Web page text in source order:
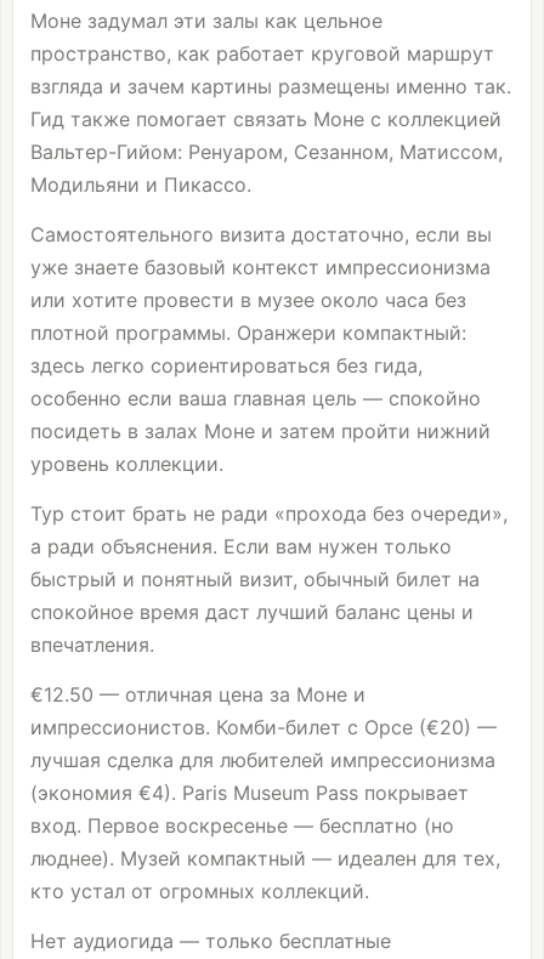
Моне задумал эти залы как цельное
пространство, как работает круговой маршрут
взгляда и зачем картины размещены именно так.
Гид также помогает связать Моне с коллекцией
Вальтер-Гийом: Ренуаром, Сезанном, Матиссом,
Модильяни и Пикассо.
Самостоятельного визита достаточно, если вы
уже знаете базовый контекст импрессионизма
или хотите провести в музее около часа без
плотной программы. Оранжери компактный:
здесь легко сориентироваться без гида,
особенно если ваша главная цель — спокойно
посидеть в залах Моне и затем пройти нижний
уровень коллекции.
Тур стоит брать не ради «прохода без очереди»,
а ради объяснения. Если вам нужен только
быстрый и понятный визит, обычный билет на
спокойное время даст лучший баланс цены и
впечатления.
€12.50 — отличная цена за Моне и
импрессионистов. Комби-билет с Орсе (€20) —
лучшая сделка для любителей импрессионизма
(экономия €4). Paris Museum Pass покрывает
вход. Первое воскресенье — бесплатно (но
люднее). Музей компактный — идеален для тех,
кто устал от огромных коллекций.
Нет аудиогида — только бесплатные